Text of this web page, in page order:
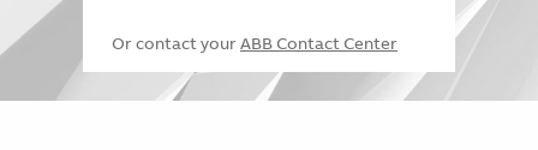
Or contact your ABB Contact Center